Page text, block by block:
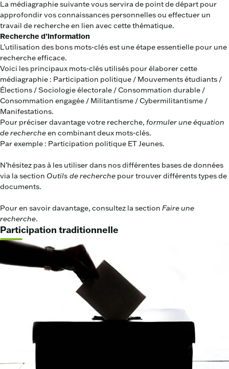
La médiagraphie suivante vous servira de point de départ pour
approfondir vos connaissances personnelles ou effectuer un
travail de recherche en lien avec cette thématique.
Recherche d’information
L’utilisation des bons mots-clés est une étape essentielle pour une
recherche efficace.
Voici les principaux mots-clés utilisés pour élaborer cette
médiagraphie : Participation politique / Mouvements étudiants /
Élections / Sociologie électorale / Consommation durable /
Consommation engagée / Militantisme / Cybermilitantisme /
Manifestations.
Pour préciser davantage votre recherche, formuler une équation
de rechercheen combinant deux mots-clés.
Par exemple : Participation politique ET Jeunes.
N’hésitez pas à les utiliser dans nos différentes bases de données
via la section Outils de recherche pour trouver différents types de
documents.
Pour en savoir davantage, consultez la section Faire une
recherche.
Participation traditionnelle